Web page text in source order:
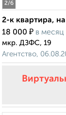
2/6
2-к квартира,
18 000 ₽ в месяц
мкр. ДЗФС, 19
Агентство,